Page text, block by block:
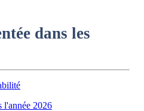
dans les
l'année 2026